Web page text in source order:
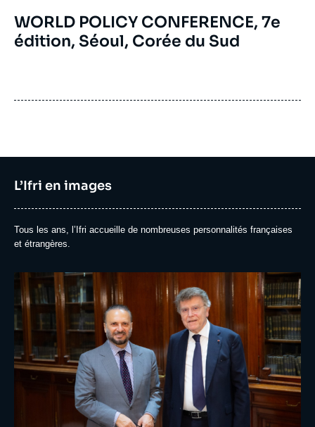
WORLD POLICY CONFERENCE, 7e
édition, Séoul, Corée du Sud
Titre
image
L’Ifri en images
Texte
événement
image
Tous les ans, l’Ifri accueille de nombreuses personnalités françaises
et étrangères.
Image
événement